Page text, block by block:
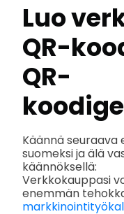
Luo
QR-
QR-
Käännä seuraava
suomeksi ja älä
käännöksellä:
Verkkokauppasi
enemmän